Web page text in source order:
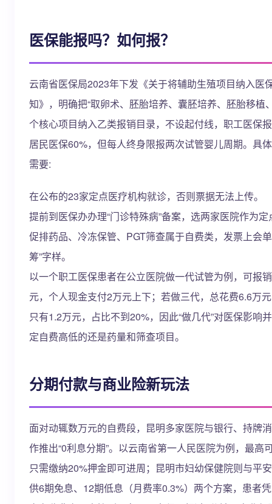
医保能报吗？如何报？
云南省医保局2023年下发《关于将辅助生殖项目纳入医
知》，明确把“取卵术、胚胎培养、囊胚培养、胚胎移植
个核心项目纳入乙类报销目录，不设起付线，职工医保
居民医保60%，但每人终身限报两次试管婴儿周期。具
需要:
在公布的23家定点医疗机构就诊，否则票据无法上传。
提前到医保办办理“门诊特殊病”备案，选两家医院作为定
促排药品、冷冻保管、PGT筛查属于自费类，发票上会
筹”字样。
以一个职工医保患者在公立医院做一代试管为例，可报
元，个人现金支付2万元上下；若做三代，总花费6.6万
只有1.2万元，占比不到20%，因此“做几代”对医保影响
定自费高低的还是药量和筛查项目。
分期付款与商业险新玩法
面对动辄数万元的自费段，昆明多家医院与银行、持牌
作推出“0利息分期”。以云南省第一人民医院为例，最高
只需缴纳20%押金即可进周；昆明市妇幼保健院则与平
供6期免息、12期低息（月费率0.3%）两个方案，患者